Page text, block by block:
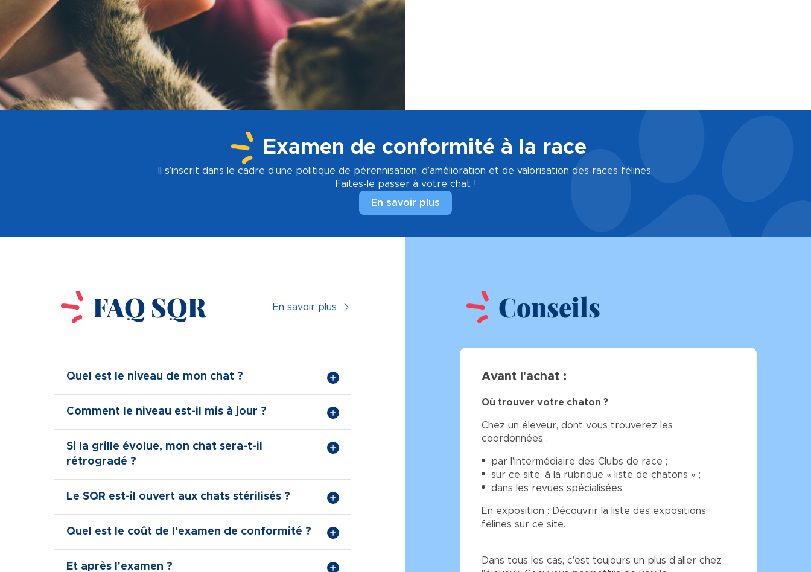
Examen de conformité à la race
Il s’inscrit dans le cadre d’une politique de pérennisation, d’amélioration et de valorisation des races félines.
Faites-le passer à votre chat !
En savoir plus
FAQ SQR En savoir plus
Quel est le niveau de mon chat ?
Comment le niveau est-il mis à jour ?
Si la grille évolue, mon chat sera-t-il
rétrogradé ?
Le SQR est-il ouvert aux chats stérilisés ?
Quel est le coût de l'examen de conformité ?
Et après l'examen ?
Conseils
Avant l'achat :
Où trouver votre chaton ?
Chez un éleveur, dont vous trouverez les
coordonnées :
par l'intermédiaire des Clubs de race ;
sur ce site, à la rubrique « liste de chatons » ;
dans les revues spécialisées.
En exposition : Découvrir la liste des expositions
félines sur ce site.
Dans tous les cas, c'est toujours un plus d'aller chez